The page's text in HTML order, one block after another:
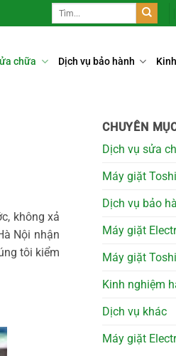
chữa Dịch vụ bảo hành
không xả
Nội nhận
tôi kiểm
CHUYÊN
Dịch vụ sửa
Máy giặt
Dịch vụ bảo
Máy giặt
Máy giặt
Kinh nghiệm
Dịch vụ khác
Máy giặt